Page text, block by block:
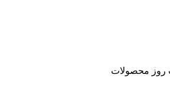
روز محصولات